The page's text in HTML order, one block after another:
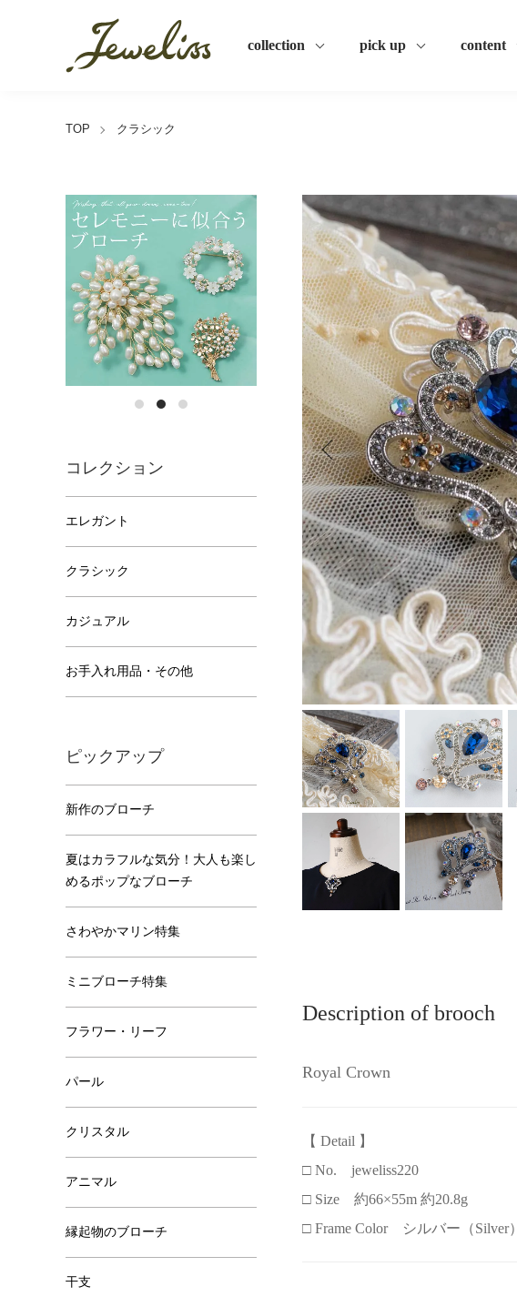
collection pick up content
TOP クラシック
Description of brooch
Royal Crown
【 Detail 】
□ No. jeweliss220
□ Size 約66×55m 約20.8g
□ Frame Color シルバー（Silver）
コレクション
エレガント
クラシック
カジュアル
お手入れ用品・その他
ピックアップ
新作のブローチ
夏はカラフルな気分！大人も楽し
めるポップなブローチ
さわやかマリン特集
ミニブローチ特集
フラワー・リーフ
パール
クリスタル
アニマル
縁起物のブローチ
干支